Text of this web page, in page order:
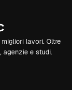
lavori. Oltre
agenzie e studi.